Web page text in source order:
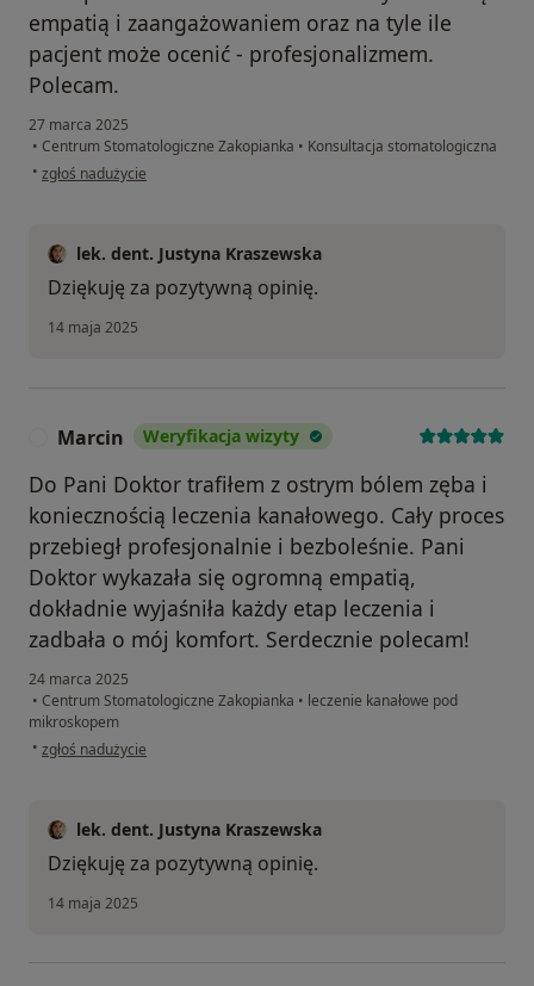
empatią i zaangażowaniem oraz na tyle ile
pacjent może ocenić - profesjonalizmem.
Polecam.
27 marca 2025
• Centrum Stomatologiczne Zakopianka • Konsultacja stomatologiczna
• w opinii użytkownika Tomasz
zgłoś nadużycie
lek. dent. Justyna Kraszewska
Dziękuję za pozytywną opinię.
14 maja 2025
Marcin Weryfikacja wizyty
Do Pani Doktor trafiłem z ostrym bólem zęba i
koniecznością leczenia kanałowego. Cały proces
przebiegł profesjonalnie i bezboleśnie. Pani
Doktor wykazała się ogromną empatią,
dokładnie wyjaśniła każdy etap leczenia i
zadbała o mój komfort. Serdecznie polecam!
24 marca 2025
• Centrum Stomatologiczne Zakopianka • leczenie kanałowe pod
mikroskopem
• w opinii użytkownika Marcin
zgłoś nadużycie
lek. dent. Justyna Kraszewska
Dziękuję za pozytywną opinię.
14 maja 2025